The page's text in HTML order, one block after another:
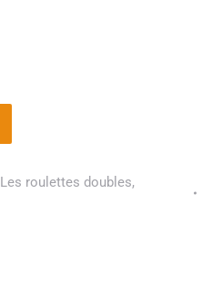
Les roulettes doubles,